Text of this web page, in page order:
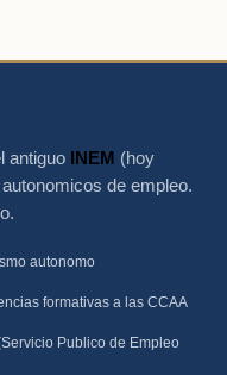
antiguo INEM (hoy
de empleo.
autonomo
formativas a las CCAA
Publico de Empleo